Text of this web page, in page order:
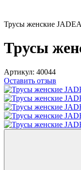
Трусы женские
Трусы
Артикул: 40044
Оставить отзыв